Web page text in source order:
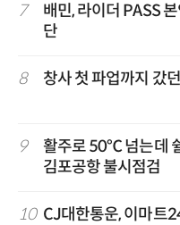
7
배민, 라이더 PASS
단
8 창사 첫 파업까지 갔
9
활주로 50℃ 넘는데
김포공항 불시점검
10 CJ대한통운, 이마트